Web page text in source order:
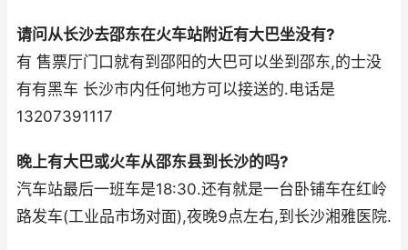
请问从长沙去邵东在火车站附近有大巴坐没有?
有 售票厅门口就有到邵阳的大巴可以坐到邵东,的士没
有有黑车 长沙市内任何地方可以接送的.电话是
13207391117
晚上有大巴或火车从邵东县到长沙的吗?
汽车站最后一班车是18:30.还有就是一台卧铺车在红岭
路发车(工业品市场对面),夜晚9点左右,到长沙湘雅医院.